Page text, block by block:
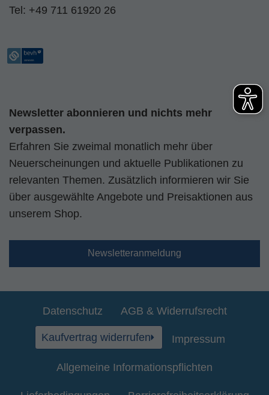
Tel: +49 711 61920 26
Newsletter abonnieren und nichts mehr
verpassen.
Erfahren Sie zweimal monatlich mehr über
Neuerscheinungen und aktuelle Publikationen zu
relevanten Themen. Zusätzlich informieren wir Sie
über ausgewählte Angebote und Preisaktionen aus
unserem Shop.
Newsletteranmeldung
Datenschutz AGB & Widerrufsrecht
Kaufvertrag widerrufen Impressum
Allgemeine Informationspflichten